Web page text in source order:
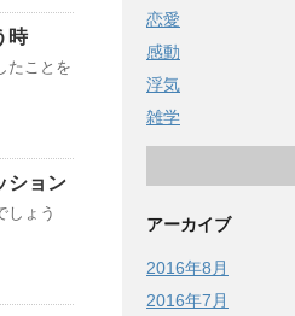
時
たことを
ション
しょう
恋愛
感動
浮気
雑学
アーカイブ
2016年8月
2016年7月